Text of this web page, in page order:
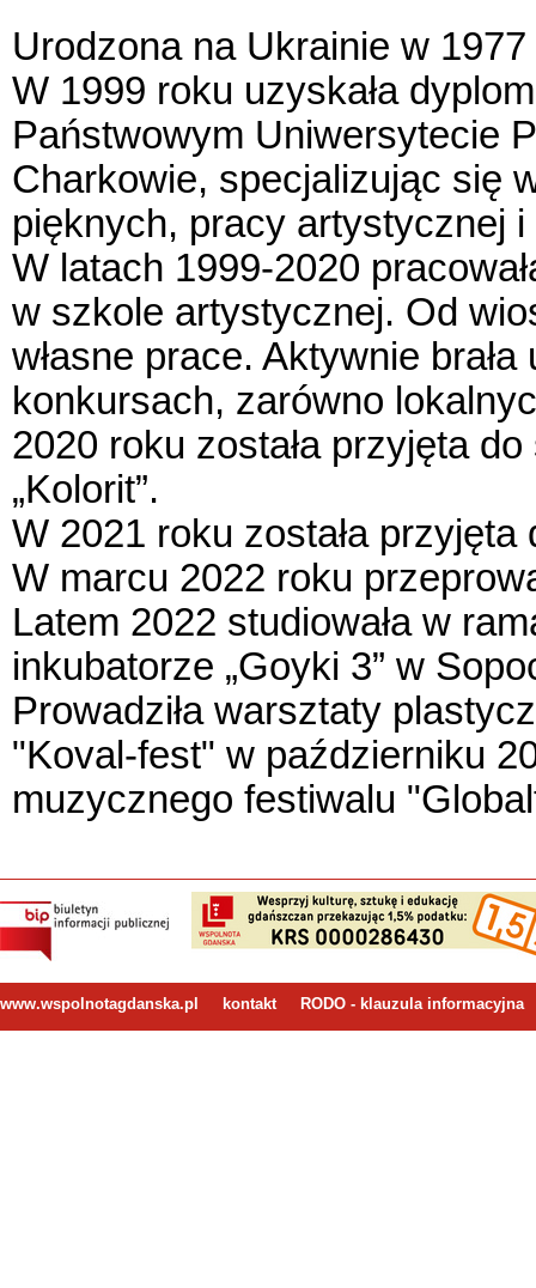
Urodzona na Ukrainie w
W 1999 roku uzyskała
Państwowym Uniwersytecie
Charkowie, specjalizując się
pięknych, pracy artystycznej
W latach 1999-2020
w szkole artystycznej. Od
własne prace. Aktywnie
konkursach, zarówno
2020 roku została przyjęta
„Kolorit”.
W 2021 roku została
W marcu 2022 roku
Latem 2022 studiowała w
inkubatorze „Goyki 3” w
Prowadziła warsztaty
"Koval-fest" w październiku
muzycznego festiwalu
www.wspolnotagdanska.pl kontakt RODO - klauzula informacyjna